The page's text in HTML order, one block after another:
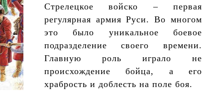
на
Руси
Стрелецкое войско – первая
регулярная армия Руси. Во многом
это было уникальное боевое
подразделение своего времени.
Главную роль играло не
происхождение бойца, а его
храбрость и доблесть на поле боя.